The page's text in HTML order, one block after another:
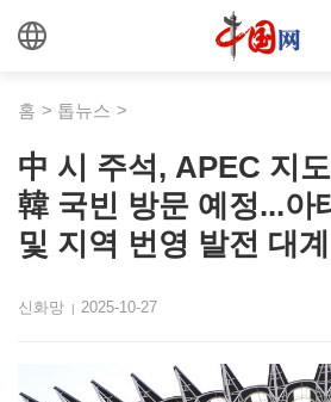
홈 > 톱뉴스 >
中 시 주석, APEC 지
韓 국빈 방문 예정...아
및 지역 번영 발전 대
신화망 | 2025-10-27